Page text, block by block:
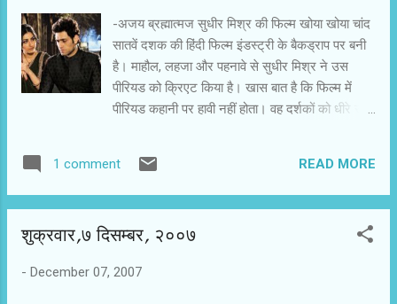
बुजुर्ग महिला की भूमिका में शबाना की चाल-ढाल और संवाद अदायगी उल्लेखनीय
है।...
-अजय ब्रह्मात्मज सुधीर मिश्र की फिल्म खोया खोया चांद
सातवें दशक की हिंदी फिल्म इंडस्ट्री के बैकड्राप पर बनी
है। माहौल, लहजा और पहनावे से सुधीर मिश्र ने उस
पीरियड को क्रिएट किया है। खास बात है कि फिल्म में
पीरियड कहानी पर हावी नहीं होता। वह दर्शकों को धीरे से
लेकिन उनमें हम गुजरे दौर के अनेक कलाकारों और
फिल्मकारों को देख सकते हैं। नायक जफर अली नकवी
साहिर लुधियानवी की झलक है तो निखत (सोहा अली खान)
हैं। फिल्म की कहानी व्यक्ति केंद्रित नहीं है। जफर और
1 comment READ MORE
शुक्रवार,७ दिसम्बर, २००७
- December 07, 2007